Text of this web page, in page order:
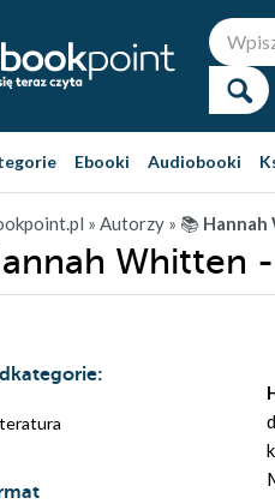
Ebooki Audiobooki
» Autorzy » 📚
Whitten